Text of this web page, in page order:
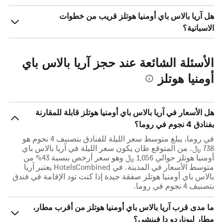
هل آريا بالاس باي أومنيا هوتلز قريب من خطوات
الاسبانية؟
الأسئلة الشائعة عند حجز آريا بالاس باي
أومنيا هوتلز
هل الأسعار في آريا بالاس باي أومنيا هوتلز قابلة للمقارنة
بفنادق 4 نجوم في روما؟
في روما، يبلغ متوسط ​​سعر الليلة للفنادق بتصنيف 4 نجوم هو
738 ﷼. من المتوقع ظان يكون سعر الليلة في آريا بالاس باي
أومنيا هوتلز حوالي 1,056 ﷼ وهو سعر أرخص بنسبة 43% من
متوسط الأسعار في المدينة. في HotelsCombined يعتبر آريا
بالاس باي أومنيا هوتلز صفقة جيدة إذا كنت تود الإقامة في فندق
بتصنيف 4 نجوم في روما.
ما مدى قرب آريا بالاس باي أومنيا هوتلز من أقرب مطار،
مطار ليوناردو دا فينشي؟